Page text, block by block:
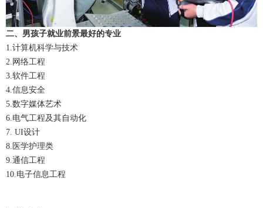
二、男孩子就业前景最好的专业
1.计算机科学与技术
2.网络工程
3.软件工程
4.信息安全
5.数字媒体艺术
6.电气工程及其自动化
7. UI设计
8.医学护理类
9.通信工程
10.电子信息工程